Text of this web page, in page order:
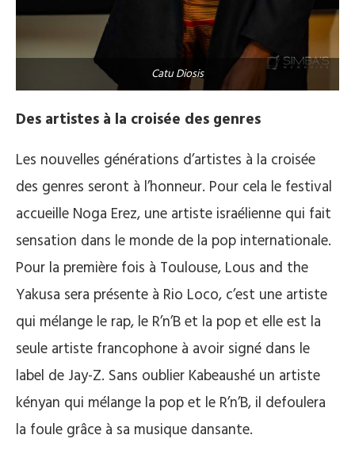
Catu Diosis
Des artistes à la croisée des genres
Les nouvelles générations d’artistes à la croisée
des genres seront à l’honneur. Pour cela le festival
accueille Noga Erez, une artiste israélienne qui fait
sensation dans le monde de la pop internationale.
Pour la première fois à Toulouse, Lous and the
Yakusa sera présente à Rio Loco, c’est une artiste
qui mélange le rap, le R’n’B et la pop et elle est la
seule artiste francophone à avoir signé dans le
label de Jay-Z. Sans oublier Kabeaushé un artiste
kényan qui mélange la pop et le R’n’B, il defoulera
la foule grâce à sa musique dansante.